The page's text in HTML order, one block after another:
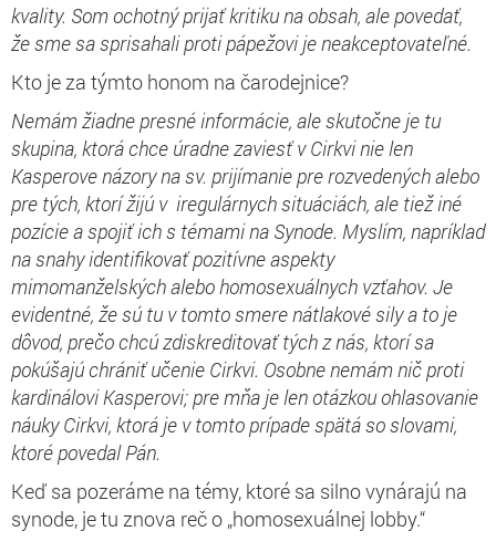
kvality. Som ochotný prijať kritiku na obsah, ale povedať,
že sme sa sprisahali proti pápežovi je neakceptovateľné.
Kto je za týmto honom na čarodejnice?
Nemám žiadne presné informácie, ale skutočne je tu
skupina, ktorá chce úradne zaviesť v Cirkvi nie len
Kasperove názory na sv. prijímanie pre rozvedených alebo
pre tých, ktorí žijú v iregulárnych situáciách, ale tiež iné
pozície a spojiť ich s témami na Synode. Myslím, napríklad
na snahy identifikovať pozitívne aspekty
mimomanželských alebo homosexuálnych vzťahov. Je
evidentné, že sú tu v tomto smere nátlakové sily a to je
dôvod, prečo chcú zdiskreditovať tých z nás, ktorí sa
pokúšajú chrániť učenie Cirkvi. Osobne nemám nič proti
kardinálovi Kasperovi; pre mňa je len otázkou ohlasovanie
náuky Cirkvi, ktorá je v tomto prípade spätá so slovami,
ktoré povedal Pán.
Keď sa pozeráme na témy, ktoré sa silno vynárajú na
synode, je tu znova reč o „homosexuálnej lobby.“